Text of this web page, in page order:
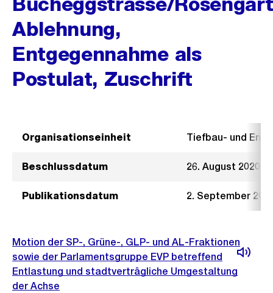
Ablehnung,
Entgegennahme als
Postulat, Zuschrift
Organisationseinheit Tiefbau- und
Beschlussdatum 26. August 2020
Publikationsdatum 2. September
Motion der SP-, Grüne-, GLP- und AL-Fraktionen
sowie der Parlamentsgruppe EVP betreffend
Entlastung und stadtverträgliche Umgestaltung
der Achse